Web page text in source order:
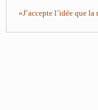
«J’accepte l’idée que